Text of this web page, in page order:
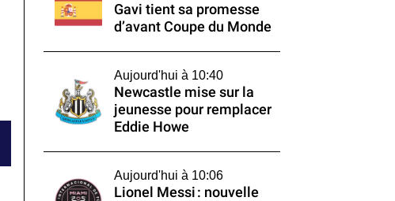
Gavi tient sa promesse
d’avant Coupe du Monde
Aujourd'hui à 10:40
Newcastle mise sur la
jeunesse pour remplacer
Eddie Howe
Aujourd'hui à 10:06
Lionel Messi : nouvelle